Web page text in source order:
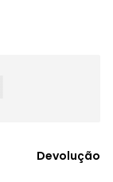
Devolução